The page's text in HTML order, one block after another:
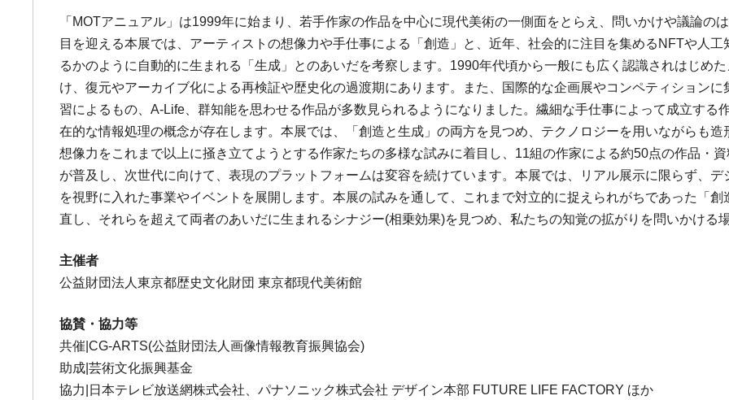
「MOTアニュアル」は1999年に始まり、若手作家の作品を中心に現代美術の一側面をとらえ、問いかけや議論の
目を迎える本展では、アーティストの想像力や手仕事による「創造」と、近年、社会的に注目を集めるNFTや人
るかのように自動的に生まれる「生成」とのあいだを考察します。1990年代頃から一般にも広く認識されはじめ
け、復元やアーカイブ化による再検証や歴史化の過渡期にあります。また、国際的な企画展やコンペティション
習によるもの、A-Life、群知能を思わせる作品が多数見られるようになりました。繊細な手仕事によって成立する
在的な情報処理の概念が存在します。本展では、「創造と生成」の両方を見つめ、テクノロジーを用いながらも
想像力をこれまで以上に掻き立てようとする作家たちの多様な試みに着目し、11組の作家による約50点の作品・
が普及し、次世代に向けて、表現のプラットフォームは変容を続けています。本展では、リアル展示に限らず、
を視野に入れた事業やイベントを展開します。本展の試みを通して、これまで対立的に捉えられがちであった「
直し、それらを超えて両者のあいだに生まれるシナジー(相乗効果)を見つめ、私たちの知覚の拡がりを問いかける
主催者
公益財団法人東京都歴史文化財団 東京都現代美術館
協賛・協力等
共催|CG-ARTS(公益財団法人画像情報教育振興協会)
助成|芸術文化振興基金
協力|日本テレビ放送網株式会社、パナソニック株式会社 デザイン本部 FUTURE LIFE FACTORY ほか